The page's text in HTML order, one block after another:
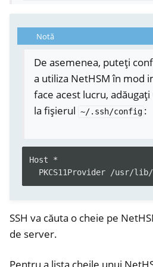
navigation of Container
Notă
De asemenea, puteți
a utiliza NetHSM în mod
face acest lucru,
la fișierul ~/.ssh/config :
Host *
PKCS11Provider /usr/
SSH va căuta o cheie pe
de server.
Pentru a lista cheile unui